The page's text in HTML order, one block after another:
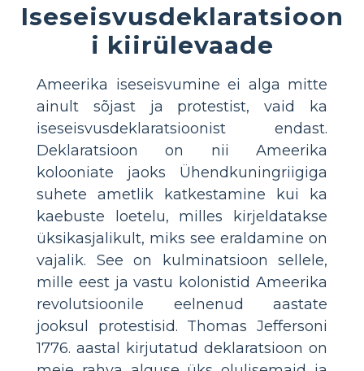
Iseseisvusdeklaratsioon
i kiirülevaade
Ameerika iseseisvumine ei alga mitte
ainult sõjast ja protestist, vaid ka
iseseisvusdeklaratsioonist endast.
Deklaratsioon on nii Ameerika
kolooniate jaoks Ühendkuningriigiga
suhete ametlik katkestamine kui ka
kaebuste loetelu, milles kirjeldatakse
üksikasjalikult, miks see eraldamine on
vajalik. See on kulminatsioon sellele,
mille eest ja vastu kolonistid Ameerika
revolutsioonile eelnenud aastate
jooksul protestisid. Thomas Jeffersoni
1776. aastal kirjutatud deklaratsioon on